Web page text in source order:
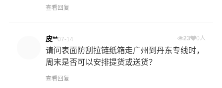
查看回复
皮**07-14 23 0人
请问表面防刮拉链纸箱走广州到丹东专线时，
周末是否可以安排提货或送货？
查看回复